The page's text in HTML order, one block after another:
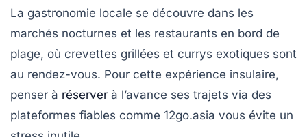
La gastronomie locale se découvre dans les
marchés nocturnes et les restaurants en bord de
plage, où crevettes grillées et currys exotiques sont
au rendez-vous. Pour cette expérience insulaire,
penser à réserver à l’avance ses trajets via des
plateformes fiables comme 12go.asia vous évite un